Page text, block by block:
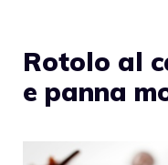
Rotolo al
e panna